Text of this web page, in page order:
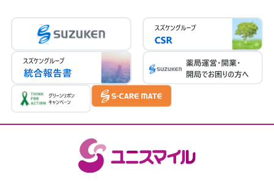
210円
患者さまのご自宅にお伺いして薬剤管理指導を
行う場合の交通費
300円
後発医薬品体制加算3（30点）
連携強化加算（5点）
医療DX推進体制整備加算１（10点）
かかりつけ薬剤師指導料（76点）
かかりつけ薬剤師包括管理料（291点）
在宅薬学総合体制加算1（15点）
在宅患者訪問薬剤管理指導料
（2026年4月30日現在）